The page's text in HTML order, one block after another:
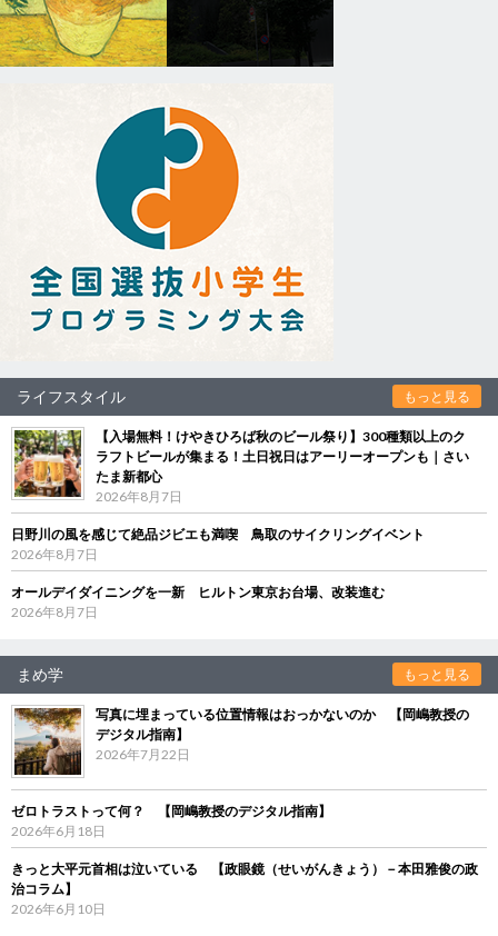
ライフスタイル もっと見る
【入場無料！けやきひろば秋のビール祭り】300種類以上のク
ラフトビールが集まる！土日祝日はアーリーオープンも｜さい
たま新都心
2026年8月7日
日野川の風を感じて絶品ジビエも満喫 鳥取のサイクリングイベント
2026年8月7日
オールデイダイニングを一新 ヒルトン東京お台場、改装進む
2026年8月7日
まめ学 もっと見る
写真に埋まっている位置情報はおっかないのか 【岡嶋教授の
デジタル指南】
2026年7月22日
ゼロトラストって何？ 【岡嶋教授のデジタル指南】
2026年6月18日
きっと大平元首相は泣いている 【政眼鏡（せいがんきょう）－本田雅俊の政
治コラム】
2026年6月10日